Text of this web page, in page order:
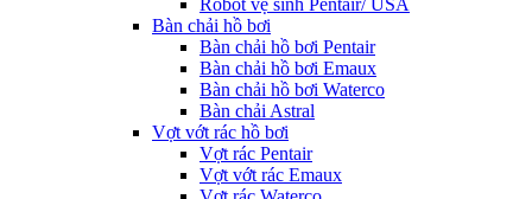
Robot vệ sinh Pentair/ USA
Bàn chải hồ bơi
Bàn chải hồ bơi Pentair
Bàn chải hồ bơi Emaux
Bàn chải hồ bơi Waterco
Bàn chải Astral
Vợt vớt rác hồ bơi
Vợt rác Pentair
Vợt vớt rác Emaux